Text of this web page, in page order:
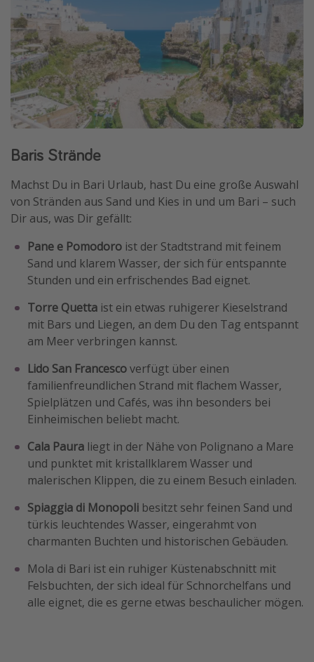
Baris Strände
Machst Du in Bari Urlaub, hast Du eine große Auswahl
von Stränden aus Sand und Kies in und um Bari – such
Dir aus, was Dir gefällt:
Pane e Pomodoro ist der Stadtstrand mit feinem
Sand und klarem Wasser, der sich für entspannte
Stunden und ein erfrischendes Bad eignet.
Torre Quetta ist ein etwas ruhigerer Kieselstrand
mit Bars und Liegen, an dem Du den Tag entspannt
am Meer verbringen kannst.
Lido San Francescoverfügt über einen
familienfreundlichen Strand mit flachem Wasser,
Spielplätzen und Cafés, was ihn besonders bei
Einheimischen beliebt macht.
Cala Paura liegt in der Nähe von Polignano a Mare
und punktet mit kristallklarem Wasser und
malerischen Klippen, die zu einem Besuch einladen.
Spiaggia di Monopoli besitzt sehr feinen Sand und
türkis leuchtendes Wasser, eingerahmt von
charmanten Buchten und historischen Gebäuden.
Mola di Bari ist ein ruhiger Küstenabschnitt mit
Felsbuchten, der sich ideal für Schnorchelfans und
alle eignet, die es gerne etwas beschaulicher mögen.